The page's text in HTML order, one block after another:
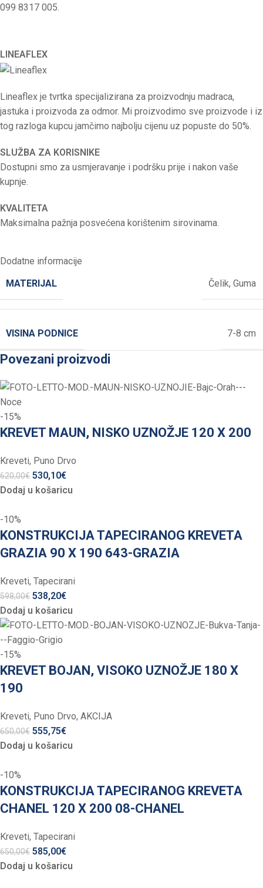
099 8317 005.
LINEAFLEX
Lineaflex je tvrtka specijalizirana za proizvodnju madraca,
jastuka i proizvoda za odmor. Mi proizvodimo sve proizvode i iz
tog razloga kupcu jamčimo najbolju cijenu uz popuste do 50%.
SLUŽBA ZA KORISNIKE
Dostupni smo za usmjeravanje i podršku prije i nakon vaše
kupnje.
KVALITETA
Maksimalna pažnja posvećena korištenim sirovinama.
Dodatne informacije
MATERIJAL
Čelik, Guma
VISINA PODNICE 7-8 cm
Povezani proizvodi
-15%
KREVET MAUN, NISKO UZNOŽJE 120 X 200
Kreveti, Puno Drvo
620,00€ 530,10€
Dodaj u košaricu
-10%
KONSTRUKCIJA TAPECIRANOG KREVETA
GRAZIA 90 X 190 643-GRAZIA
Kreveti, Tapecirani
598,00€ 538,20€
Dodaj u košaricu
-15%
KREVET BOJAN, VISOKO UZNOŽJE 180 X
190
Kreveti, Puno Drvo, AKCIJA
650,00€ 555,75€
Dodaj u košaricu
-10%
KONSTRUKCIJA TAPECIRANOG KREVETA
CHANEL 120 X 200 08-CHANEL
Kreveti, Tapecirani
650,00€ 585,00€
Dodaj u košaricu